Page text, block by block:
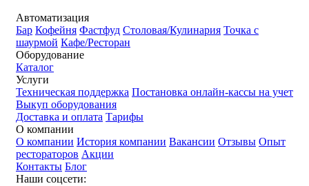
Автоматизация
Бар Кофейня Фастфуд Столовая/Кулинария Точка с
шаурмой Кафе/Ресторан
Оборудование
Каталог
Услуги
Техническая поддержка Постановка онлайн-кассы на учет
Выкуп оборудования
Доставка и оплата Тарифы
О компании
О компании История компании Вакансии Отзывы Опыт
рестораторов Акции
Контакты Блог
Наши соцсети: